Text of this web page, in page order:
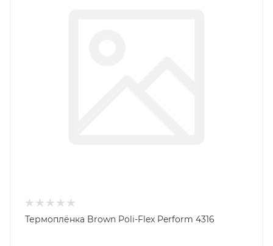
Термоплёнка Brown Poli-Flex Perform 4316